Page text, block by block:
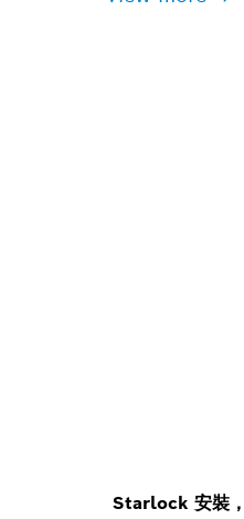
Starlock 安裝